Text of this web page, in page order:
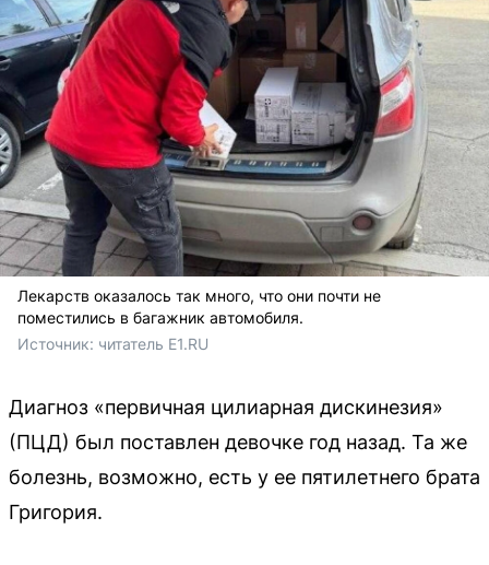
Лекарств оказалось так много, что они почти не
поместились в багажник автомобиля.
Источник: читатель E1.RU
Диагноз «первичная цилиарная дискинезия»
(ПЦД) был поставлен девочке год назад. Та же
болезнь, возможно, есть у ее пятилетнего брата
Григория.